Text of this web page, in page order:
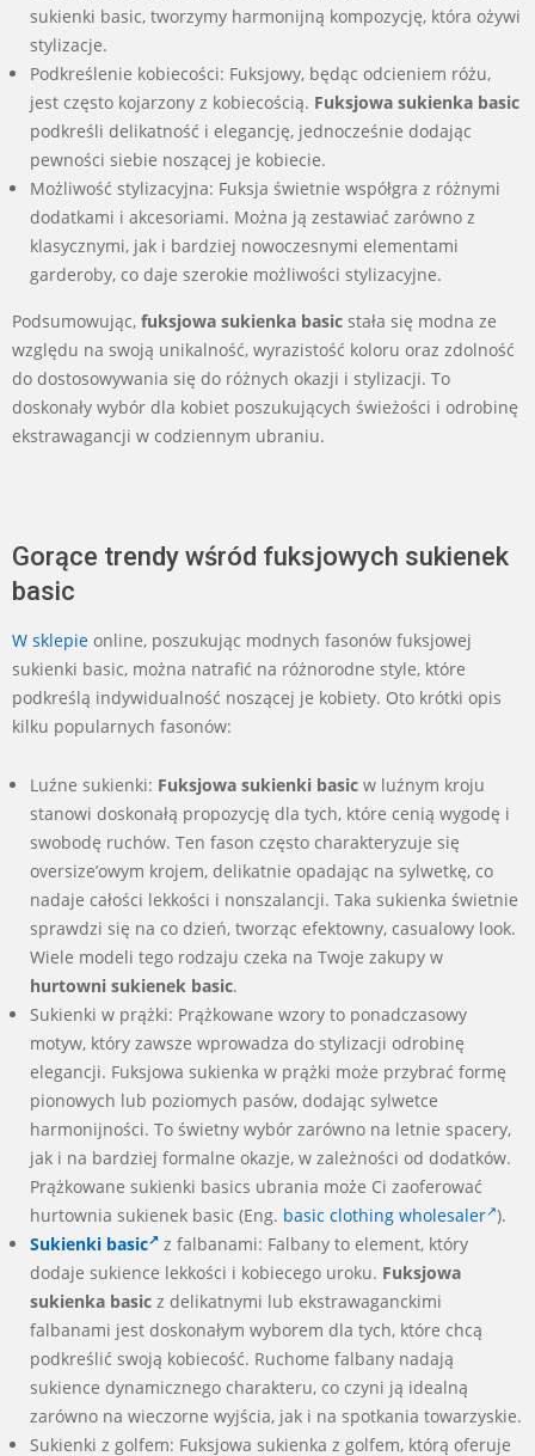
sukienki basic, tworzymy harmonijną kompozycję, która ożywi
stylizacje.
Podkreślenie kobiecości: Fuksjowy, będąc odcieniem różu,
jest często kojarzony z kobiecością. Fuksjowa sukienka basic
podkreśli delikatność i elegancję, jednocześnie dodając
pewności siebie noszącej je kobiecie.
Możliwość stylizacyjna: Fuksja świetnie współgra z różnymi
dodatkami i akcesoriami. Można ją zestawiać zarówno z
klasycznymi, jak i bardziej nowoczesnymi elementami
garderoby, co daje szerokie możliwości stylizacyjne.
Podsumowując, fuksjowa sukienka basic stała się modna ze
względu na swoją unikalność, wyrazistość koloru oraz zdolność
do dostosowywania się do różnych okazji i stylizacji. To
doskonały wybór dla kobiet poszukujących świeżości i odrobinę
ekstrawagancji w codziennym ubraniu.
Gorące trendy wśród fuksjowych sukienek
basic
W sklepie online, poszukując modnych fasonów fuksjowej
sukienki basic, można natrafić na różnorodne style, które
podkreślą indywidualność noszącej je kobiety. Oto krótki opis
kilku popularnych fasonów:
Luźne sukienki: Fuksjowa sukienki basic w luźnym kroju
stanowi doskonałą propozycję dla tych, które cenią wygodę i
swobodę ruchów. Ten fason często charakteryzuje się
oversize’owym krojem, delikatnie opadając na sylwetkę, co
nadaje całości lekkości i nonszalancji. Taka sukienka świetnie
sprawdzi się na co dzień, tworząc efektowny, casualowy look.
Wiele modeli tego rodzaju czeka na Twoje zakupy w
hurtowni sukienek basic.
Sukienki w prążki: Prążkowane wzory to ponadczasowy
motyw, który zawsze wprowadza do stylizacji odrobinę
elegancji. Fuksjowa sukienka w prążki może przybrać formę
pionowych lub poziomych pasów, dodając sylwetce
harmonijności. To świetny wybór zarówno na letnie spacery,
jak i na bardziej formalne okazje, w zależności od dodatków.
Prążkowane sukienki basics ubrania może Ci zaoferować
hurtownia sukienek basic (Eng. basic clothing wholesaler ).
Sukienki basic
z falbanami: Falbany to element, który
dodaje sukience lekkości i kobiecego uroku. Fuksjowa
sukienka basic z delikatnymi lub ekstrawaganckimi
falbanami jest doskonałym wyborem dla tych, które chcą
podkreślić swoją kobiecość. Ruchome falbany nadają
sukience dynamicznego charakteru, co czyni ją idealną
zarówno na wieczorne wyjścia, jak i na spotkania towarzyskie.
Sukienki z golfem: Fuksjowa sukienka z golfem, którą oferuje